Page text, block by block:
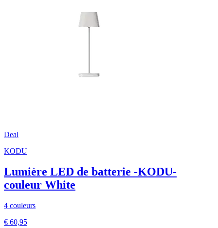
Deal
KODU
Lumière LED de batterie -KODU-
couleur White
4 couleurs
€ 60,95